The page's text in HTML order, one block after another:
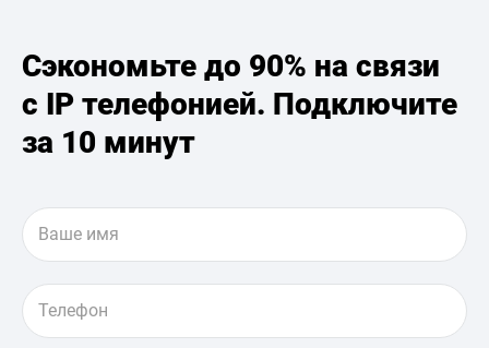
Сэкономьте до 90% на связи
с IP телефонией. Подключите
за 10 минут